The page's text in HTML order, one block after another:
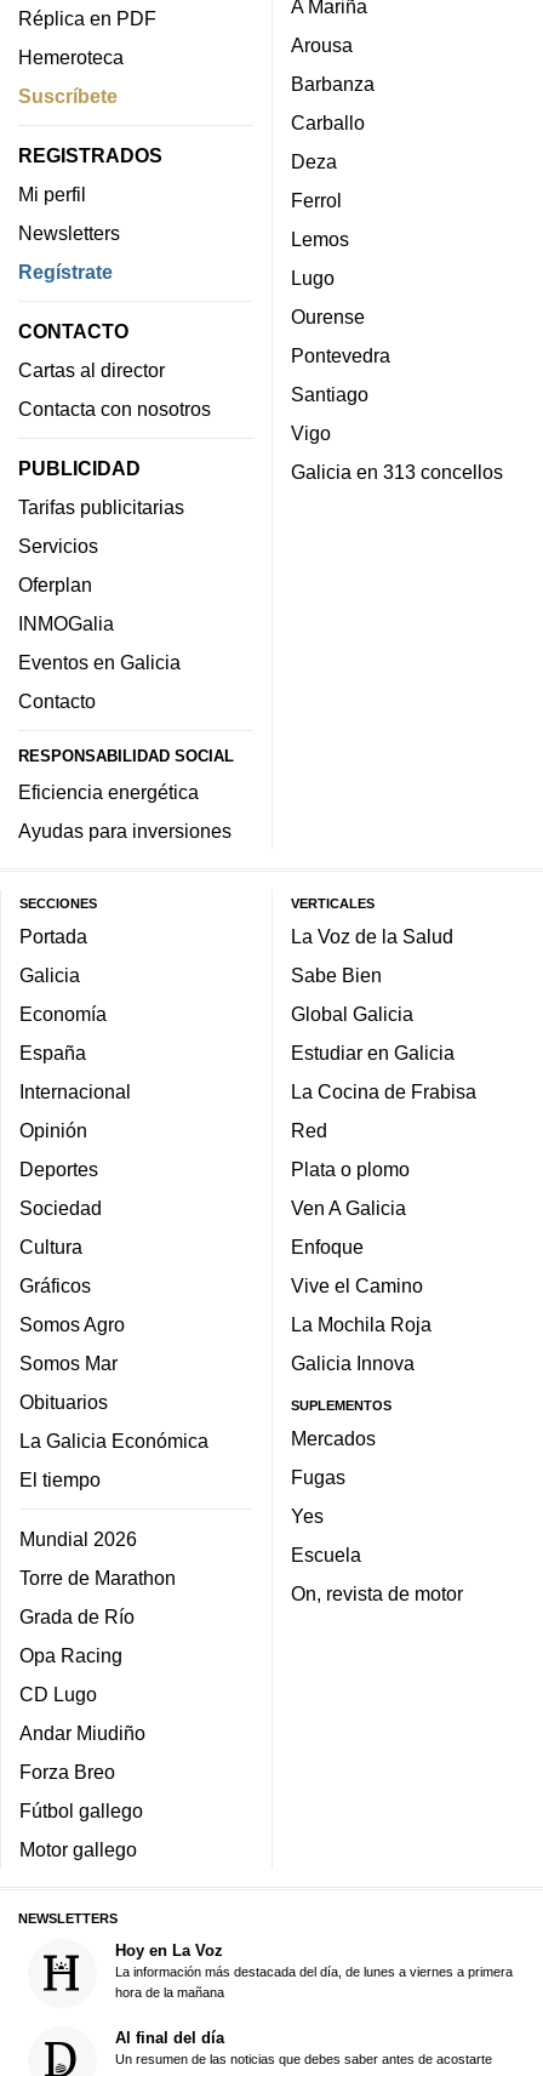
Réplica en PDF
Hemeroteca
Suscríbete
REGISTRADOS
Mi perfil
Newsletters
Regístrate
CONTACTO
Cartas al director
Contacta con nosotros
PUBLICIDAD
Tarifas publicitarias
Servicios
Oferplan
INMOGalia
Eventos en Galicia
Contacto
RESPONSABILIDAD SOCIAL
Eficiencia energética
Ayudas para inversiones
A Mariña
Arousa
Barbanza
Carballo
Deza
Ferrol
Lemos
Lugo
Ourense
Pontevedra
Santiago
Vigo
Galicia en 313 concellos
SECCIONES
Portada
Galicia
Economía
España
Internacional
Opinión
Deportes
Sociedad
Cultura
Gráficos
Somos Agro
Somos Mar
Obituarios
La Galicia Económica
El tiempo
Mundial 2026
Torre de Marathon
Grada de Río
Opa Racing
CD Lugo
Andar Miudiño
Forza Breo
Fútbol gallego
Motor gallego
VERTICALES
La Voz de la Salud
Sabe Bien
Global Galicia
Estudiar en Galicia
La Cocina de Frabisa
Red
Plata o plomo
Ven A Galicia
Enfoque
Vive el Camino
La Mochila Roja
Galicia Innova
SUPLEMENTOS
Mercados
Fugas
Yes
Escuela
On, revista de motor
NEWSLETTERS
Hoy en La Voz
La información más destacada del día, de lunes a viernes a primera
hora de la mañana
Al final del día
Un resumen de las noticias que debes saber antes de acostarte